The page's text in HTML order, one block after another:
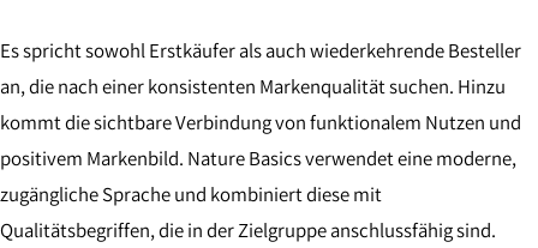
Es spricht sowohl Erstkäufer als auch wiederkehrende Besteller
an, die nach einer konsistenten Markenqualität suchen. Hinzu
kommt die sichtbare Verbindung von funktionalem Nutzen und
positivem Markenbild. Nature Basics verwendet eine moderne,
zugängliche Sprache und kombiniert diese mit
Qualitätsbegriffen, die in der Zielgruppe anschlussfähig sind.